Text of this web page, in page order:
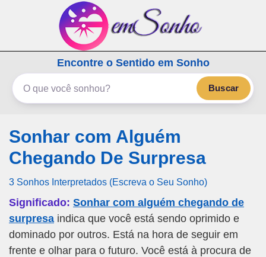
emSonho.com
Os sonhos significam mais
Encontre o Sentido em Sonho
Buscar
Sonhar com Alguém
Chegando De Surpresa
3 Sonhos Interpretados (Escreva o Seu Sonho)
Significado: Sonhar com alguém chegando de
surpresa indica que você está sendo oprimido e
dominado por outros. Está na hora de seguir em
frente e olhar para o futuro. Você está à procura de